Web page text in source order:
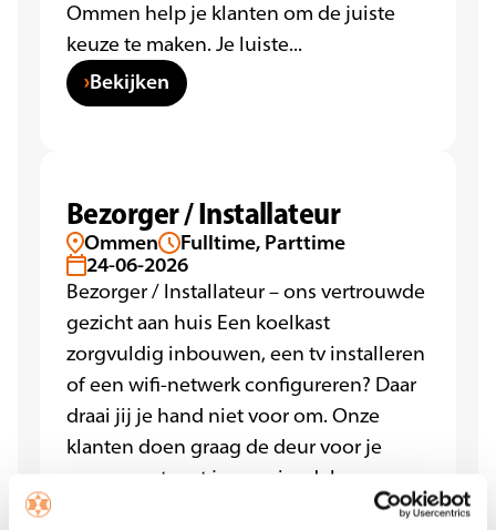
Ommen help je klanten om de juiste
keuze te maken. Je luiste...
Bekijken
Bezorger / Installateur
Ommen
Fulltime, Parttime
24-06-2026
Bezorger / Installateur – ons vertrouwde
gezicht aan huis Een koelkast
zorgvuldig inbouwen, een tv installeren
of een wifi-netwerk configureren? Daar
draai jij je hand niet voor om. Onze
klanten doen graag de deur voor je
open, want met jouw vriendel...